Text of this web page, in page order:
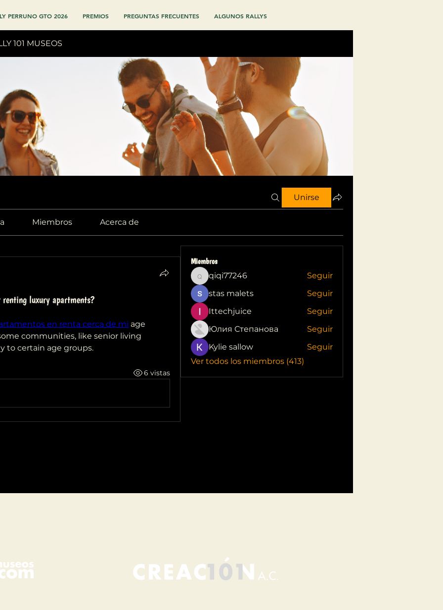
PERRUNO GTO 2026 PREMIOS PREGUNTAS FRECUENTES ALGUNOS RALLYS
101 MUSEOS
Unirse
Miembros Acerca de
luxury apartments?
en renta cerca de mi age
communities, like senior living
to certain age groups.
6 vistas
Miembros
qiqi77246
qiqi77246
Seguir
stas malets
Seguir
Ittechjuice
Seguir
Юлия Степанова
Seguir
Kylie sallow
Seguir
Ver todos los miembros (413)